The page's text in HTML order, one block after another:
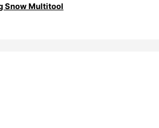
Snow Multitool